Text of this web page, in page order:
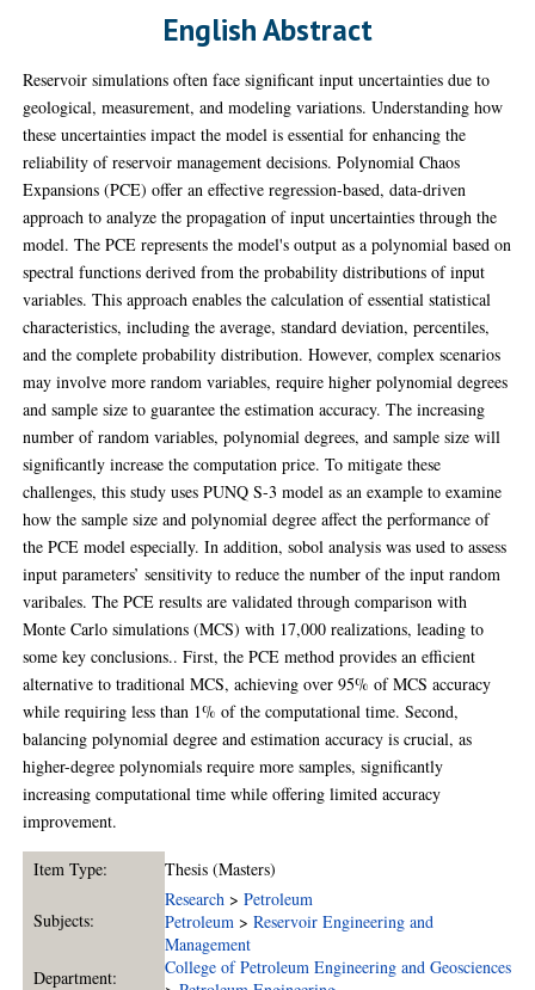
English Abstract
Reservoir simulations often face significant input uncertainties due to
geological, measurement, and modeling variations. Understanding how
these uncertainties impact the model is essential for enhancing the
reliability of reservoir management decisions. Polynomial Chaos
Expansions (PCE) offer an effective regression-based, data-driven
approach to analyze the propagation of input uncertainties through the
model. The PCE represents the model's output as a polynomial based on
spectral functions derived from the probability distributions of input
variables. This approach enables the calculation of essential statistical
characteristics, including the average, standard deviation, percentiles,
and the complete probability distribution. However, complex scenarios
may involve more random variables, require higher polynomial degrees
and sample size to guarantee the estimation accuracy. The increasing
number of random variables, polynomial degrees, and sample size will
significantly increase the computation price. To mitigate these
challenges, this study uses PUNQ S-3 model as an example to examine
how the sample size and polynomial degree affect the performance of
the PCE model especially. In addition, sobol analysis was used to assess
input parameters’ sensitivity to reduce the number of the input random
varibales. The PCE results are validated through comparison with
Monte Carlo simulations (MCS) with 17,000 realizations, leading to
some key conclusions.. First, the PCE method provides an efficient
alternative to traditional MCS, achieving over 95% of MCS accuracy
while requiring less than 1% of the computational time. Second,
balancing polynomial degree and estimation accuracy is crucial, as
higher-degree polynomials require more samples, significantly
increasing computational time while offering limited accuracy
improvement.
Item Type: Thesis (Masters)
Subjects:
Research >Petroleum
Petroleum >Reservoir Engineering and
Management
Department:
College of Petroleum Engineering and Geosciences